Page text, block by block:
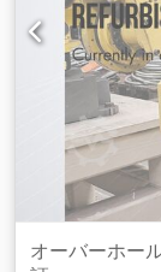
オーバーホー